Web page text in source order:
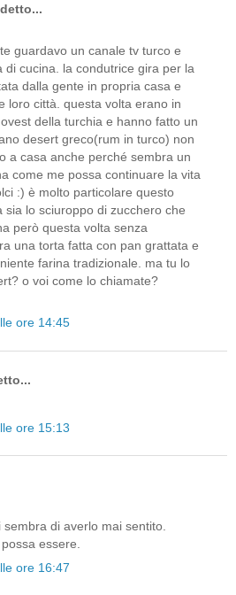
guardavo un canale tv turco e
di cucina. la condutrice gira per la
dalla gente in propria casa e
loro città. questa volta erano in
della turchia e hanno fatto un
desert greco(rum in turco) non
a casa anche perché sembra un
come me possa continuare la vita
:) è molto particolare questo
sia lo sciuroppo di zucchero che
però questa volta senza
una torta fatta con pan grattata e
farina tradizionale. ma tu lo
o voi come lo chiamate?
ore 14:45
ore 15:13
di averlo mai sentito.
essere.
ore 16:47